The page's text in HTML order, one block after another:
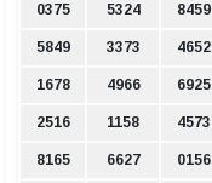
0375 5324 8459
5849 3373 4652
1678 4966 6925
2516 1158 4573
8165 6627 0156